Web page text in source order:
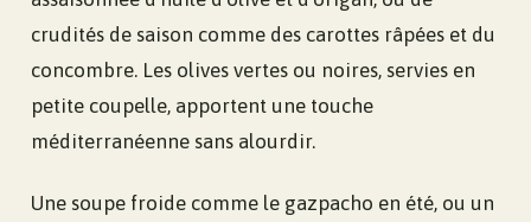
crudités de saison comme des carottes râpées et du
concombre. Les olives vertes ou noires, servies en
petite coupelle, apportent une touche
méditerranéenne sans alourdir.
Une soupe froide comme le gazpacho en été, ou un